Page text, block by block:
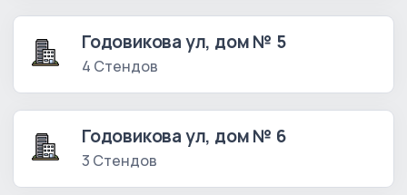
Годовикова ул, дом № 5
4 Стендов
Годовикова ул, дом № 6
3 Стендов